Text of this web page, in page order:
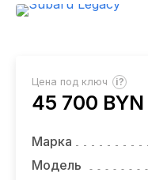
УСЛУГИ
НОВОСТИ
Цена под ключ ?
45 700 BYN
Марка
Модель